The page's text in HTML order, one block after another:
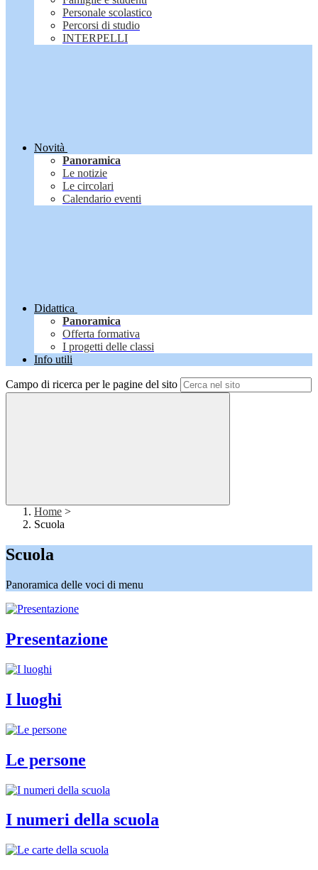
Personale scolastico
Percorsi di studio
INTERPELLI
Novità
Panoramica
Le notizie
Le circolari
Calendario eventi
Didattica
Panoramica
Offerta formativa
I progetti delle classi
Info utili
Campo di ricerca per le pagine del sito
Home >
Scuola
Scuola
Panoramica delle voci di menu
Presentazione
I luoghi
Le persone
I numeri della scuola